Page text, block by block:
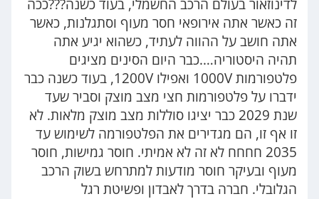
לדינוזאור בעולם הרכב החשמלי, בעוד כשנה???ככה
זה כאשר אתה אירופאי חסר מעוף וסתגלנות, כאשר
אתה חושב על ההווה לעתיד, כשהוא יגיע אתה
תהיה היסטוריה….כבר היום הסינים מציגים
פלטפורמות 1000V ואפילו 1200V, בעוד כשנה כבר
ידברו על פלטפורמות חצי מצב מוצק וסביר שעד
שנת 2029 כבר יציגו סוללות מצב מוצק מלאות. לא
זו אף זו, הם מגדירים את הפלטפורמה לשימוש עד
2035 חחחח לא זה לא אמיתי. חוסר גמישות, חוסר
מעוף ובעיקר חוסר מודעות למתרחש בשוק הרכב
הגלובלי. חברה בדרך לאבדון ופשיטת רגל